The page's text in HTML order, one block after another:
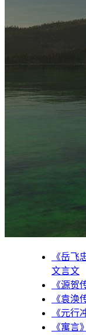
《岳飞
文言文
《源贺
《袁涣
《元行
《寓言